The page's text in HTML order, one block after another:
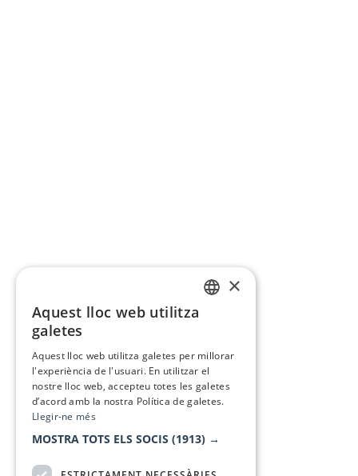
×
Aquest lloc web utilitza
galetes
Aquest lloc web utilitza galetes per millorar
l'experiència de l'usuari. En utilitzar el
nostre lloc web, accepteu totes les galetes
d’acord amb la nostra Política de galetes.
Llegir-ne més
MOSTRA TOTS ELS SOCIS (1913) →